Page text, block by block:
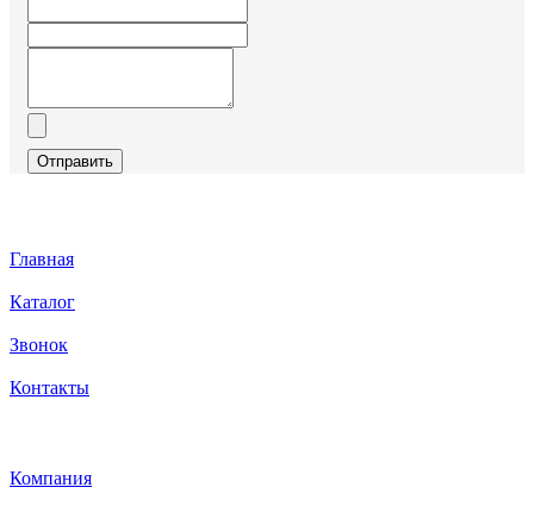
Отправить
Главная
Каталог
Звонок
Контакты
Компания